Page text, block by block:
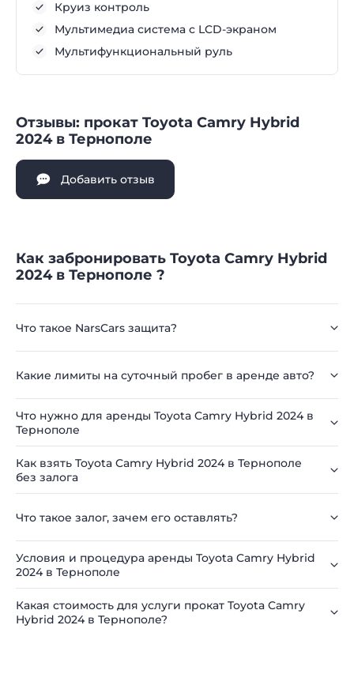
Круиз контроль
Мультимедиа система с LCD-экраном
Мультифункциональный руль
Отзывы: прокат Toyota Camry Hybrid
2024 в Тернополе
Добавить отзыв
Как забронировать Toyota Camry Hybrid
2024 в Тернополе ?
Что такое NarsCars защита?
Какие лимиты на суточный пробег в аренде авто?
Что нужно для аренды Toyota Camry Hybrid 2024 в
Тернополе
Как взять Toyota Camry Hybrid 2024 в Тернополе
без залога
Что такое залог, зачем его оставлять?
Условия и процедура аренды Toyota Camry Hybrid
2024 в Тернополе
Какая стоимость для услуги прокат Toyota Camry
Hybrid 2024 в Тернополе?